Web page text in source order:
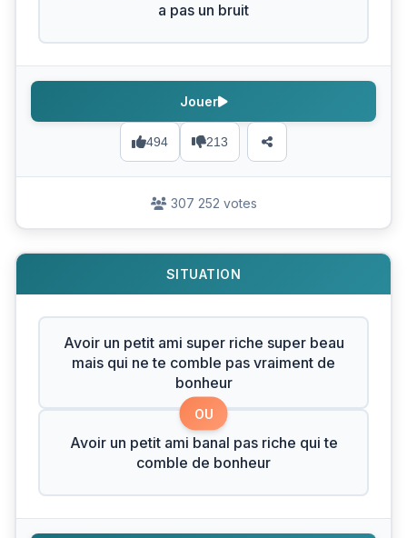
a pas un bruit
494 213
Jouer
307 252 votes
SITUATION
Avoir un petit ami super riche super beau
mais qui ne te comble pas vraiment de
bonheur
OU
Avoir un petit ami banal pas riche qui te
comble de bonheur